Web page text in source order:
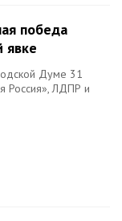
победа
явке
Думе 31
Россия», ЛДПР и